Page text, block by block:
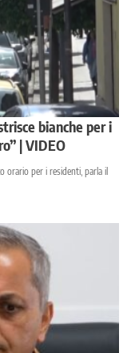
bianche per i
| VIDEO
orario per i residenti, parla il